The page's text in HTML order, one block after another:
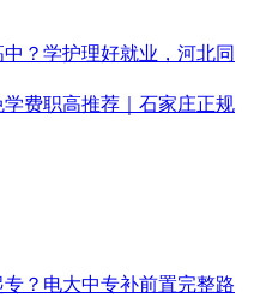
？学护理好就业，河北同
费职高推荐｜石家庄正规